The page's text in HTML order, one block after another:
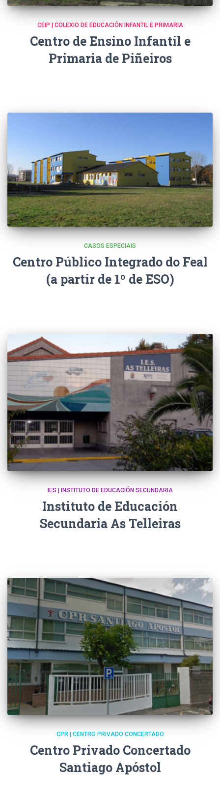
CEIP | COLEXIO DE EDUCACIÓN INFANTIL E PRIMARIA
Centro de Ensino Infantil e
Primaria de Piñeiros
CASOS ESPECIAIS
Centro Público Integrado do Feal
(a partir de 1º de ESO)
IES | INSTITUTO DE EDUCACIÓN SECUNDARIA
Instituto de Educación
Secundaria As Telleiras
CPR | CENTRO PRIVADO CONCERTADO
Centro Privado Concertado
Santiago Apóstol